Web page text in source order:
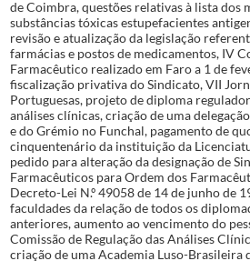
de Coimbra, questões relativas à lista dos
substâncias tóxicas estupefacientes
revisão e atualização da legislação
farmácias e postos de medicamentos, IV
Farmacêutico realizado em Faro a 1 de
fiscalização privativa do Sindicato, VII
Portuguesas, projeto de diploma
análises clínicas, criação de uma
e do Grémio no Funchal, pagamento de
cinquentenário da instituição da
pedido para alteração da designação de
Farmacêuticos para Ordem dos
Decreto-Lei N.º 49058 de 14 de junho de
faculdades da relação de todos os
anteriores, aumento ao vencimento do
Comissão de Regulação das Análises
criação de uma Academia Luso-Brasileira